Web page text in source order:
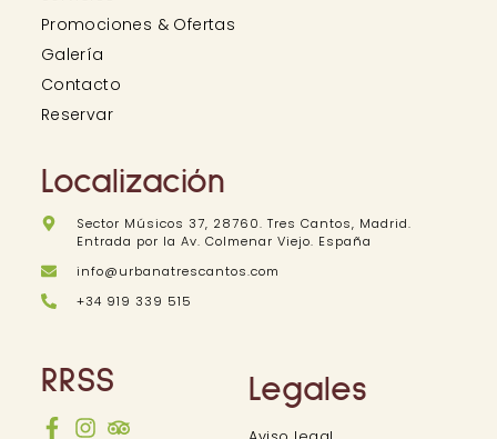
Promociones & Ofertas
Galería
Contacto
Reservar
Localización
Sector Músicos 37, 28760. Tres Cantos, Madrid.
Entrada por la Av. Colmenar Viejo. España
info@urbanatrescantos.com
+34 919 339 515
RRSS Legales